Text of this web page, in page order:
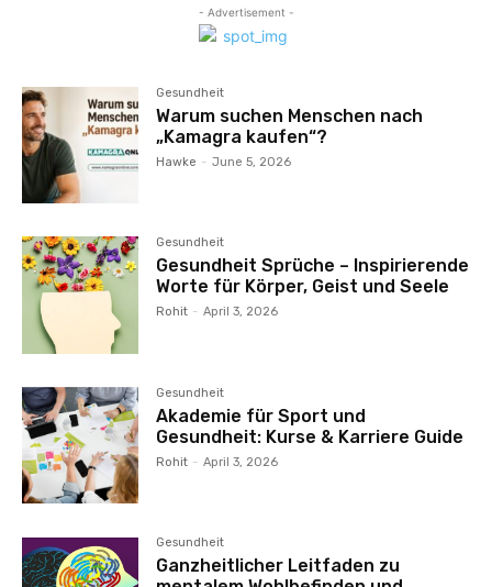
- Advertisement -
Gesundheit
Warum suchen Menschen nach
„Kamagra kaufen“?
Hawke - June 5, 2026
Gesundheit
Gesundheit Sprüche – Inspirierende
Worte für Körper, Geist und Seele
Rohit - April 3, 2026
Gesundheit
Akademie für Sport und
Gesundheit: Kurse & Karriere Guide
Rohit - April 3, 2026
Gesundheit
Ganzheitlicher Leitfaden zu